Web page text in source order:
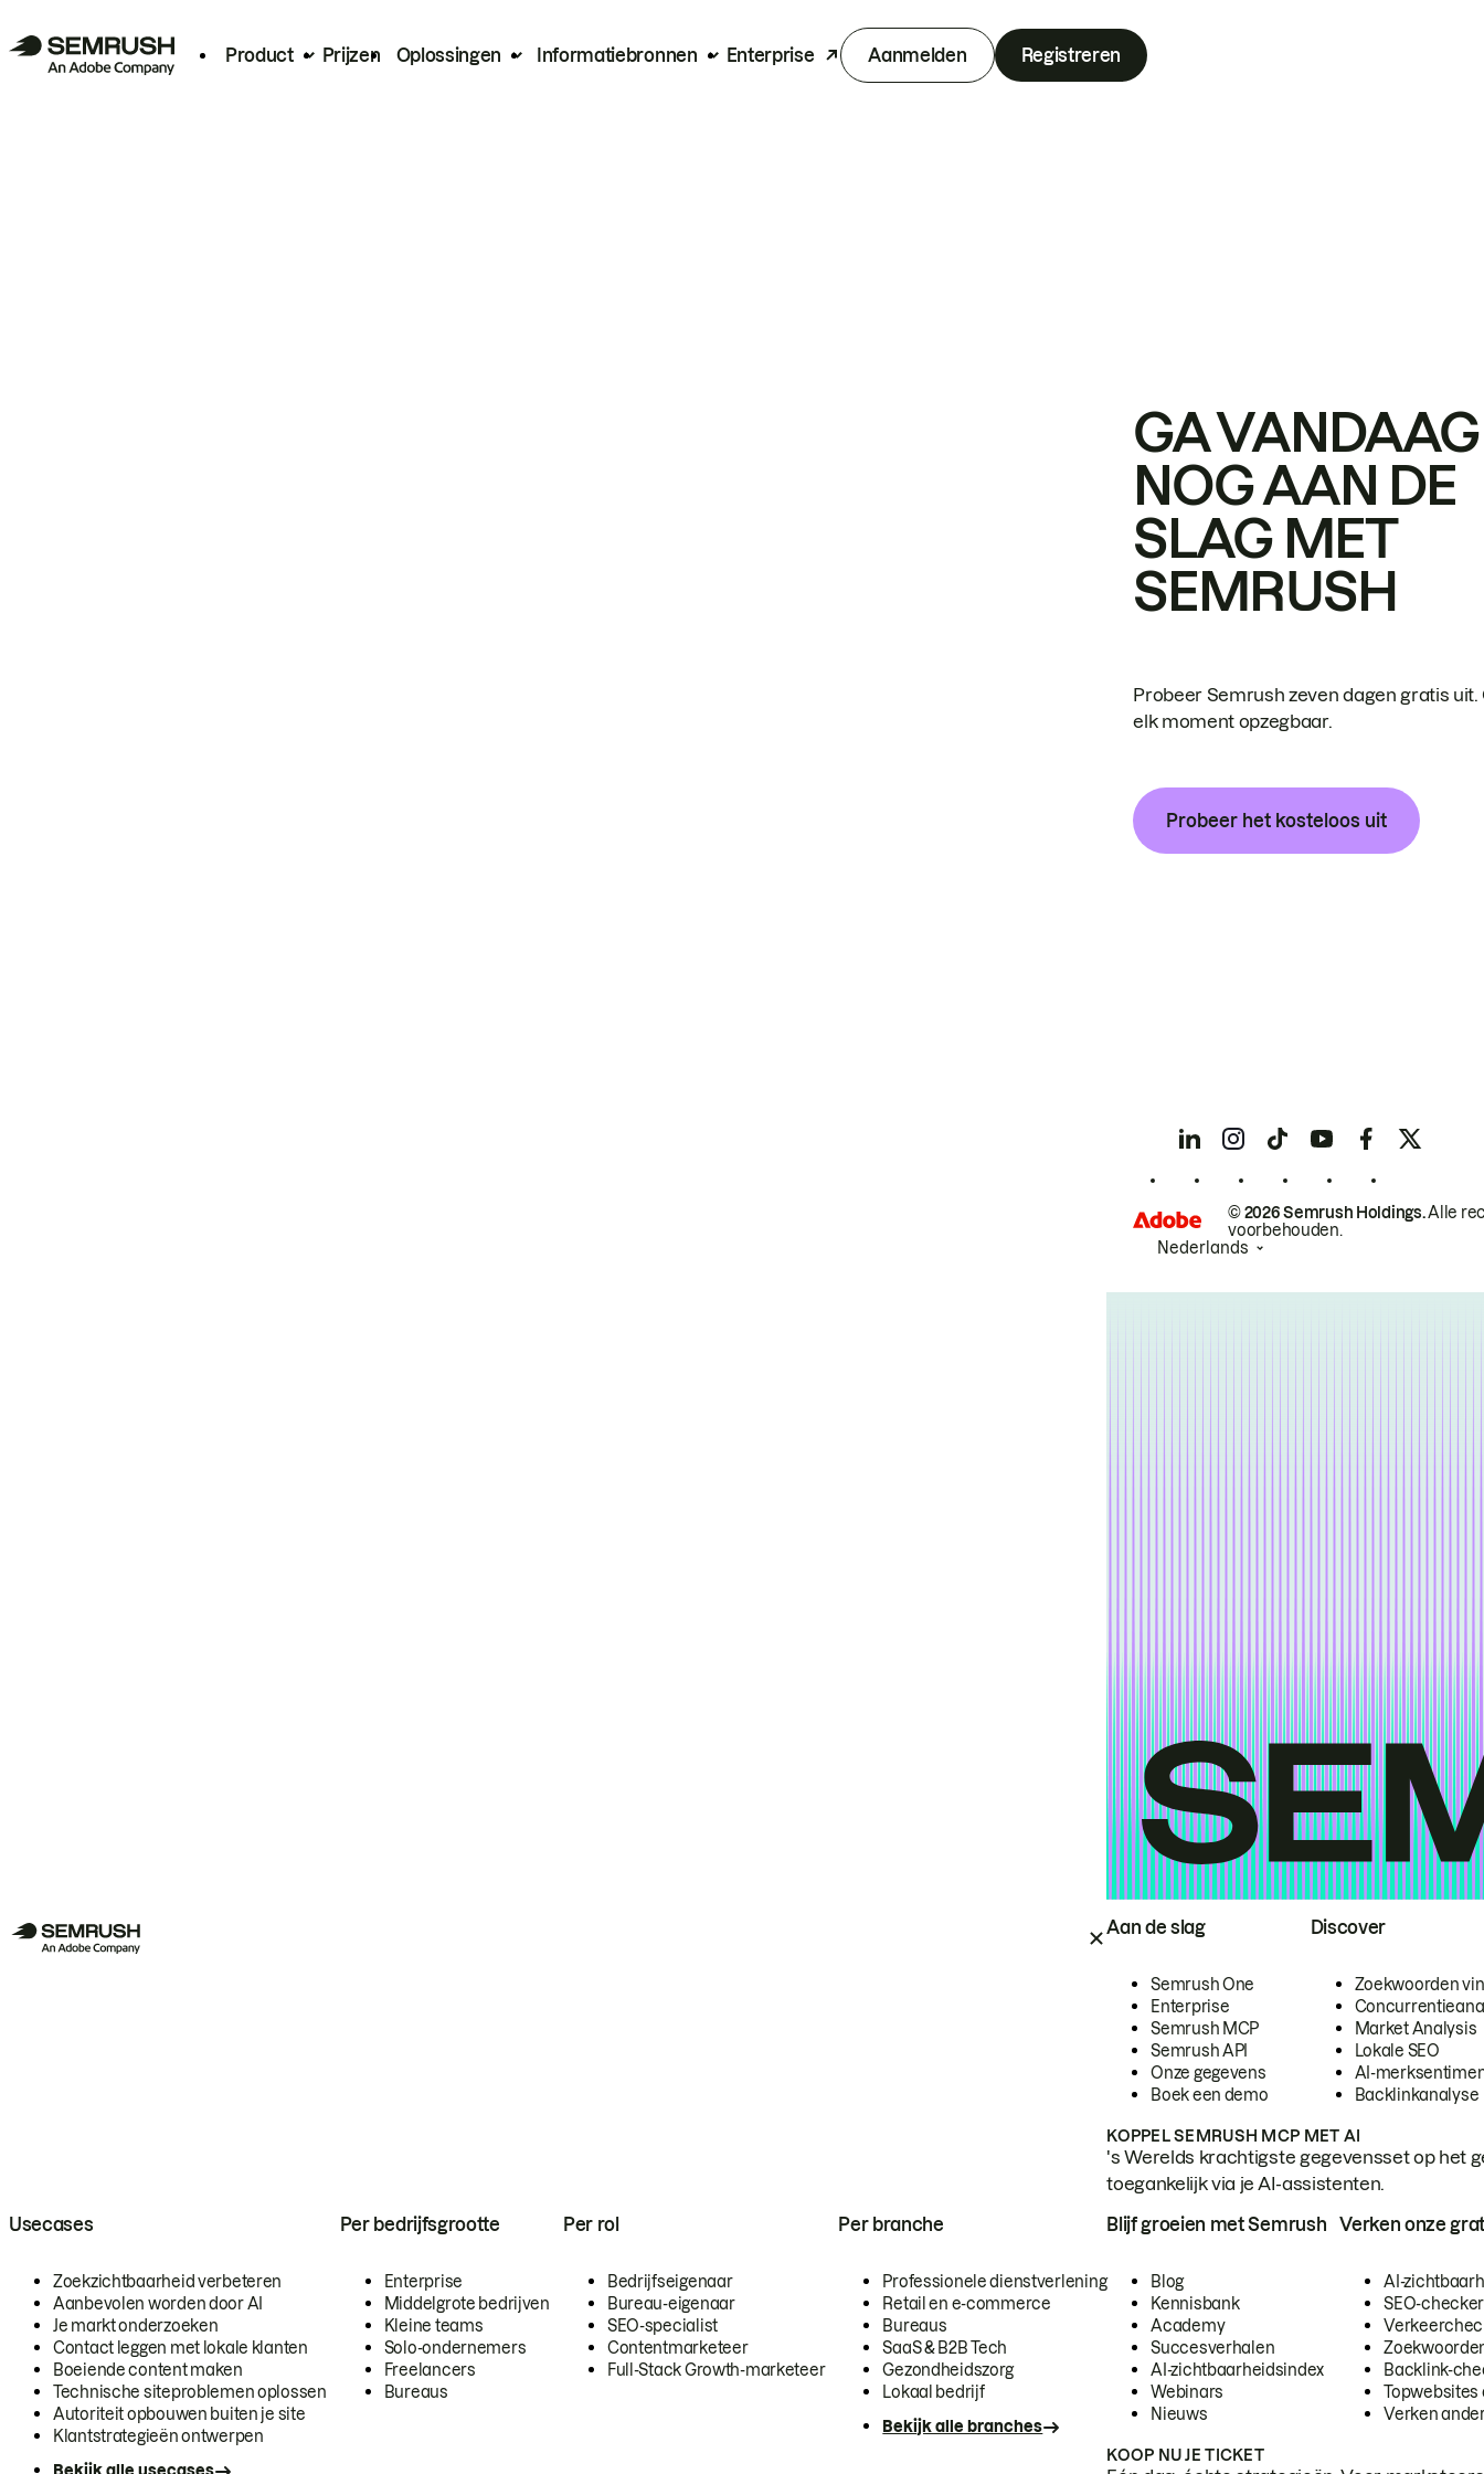
Product Prijzen Oplossingen Informatiebronnen Enterprise Aanmelden Registreren
Aan de slag
Semrush One
Enterprise
Semrush MCP
Semrush API
Onze gegevens
Boek een demo
Discover
Zoekwoorden
Market Analysis
Lokale SEO
AI-
Backlinkanalyse
KOPPEL SEMRUSH MCP MET AI
's Werelds krachtigste gegevensset op het
toegankelijk via je AI-assistenten.
Usecases
Zoekzichtbaarheid verbeteren
Aanbevolen worden door AI
Je markt onderzoeken
Contact leggen met lokale klanten
Boeiende content maken
Technische siteproblemen oplossen
Autoriteit opbouwen buiten je site
Klantstrategieën ontwerpen
Per bedrijfsgrootte
Enterprise
Middelgrote bedrijven
Kleine teams
Solo-ondernemers
Freelancers
Bureaus
Per rol
Bedrijfseigenaar
Bureau-eigenaar
SEO-specialist
Contentmarketeer
Full-Stack Growth-marketeer
Per branche
Professionele dienstverlening
Retail en e-commerce
Bureaus
SaaS & B2B Tech
Gezondheidszorg
Lokaal bedrijf
Bekijk alle branches
Blijf groeien met Semrush
Blog
Kennisbank
Academy
Succesverhalen
AI-zichtbaarheidsindex
Webinars
Nieuws
Verken onze
AI-
SEO-checker
Backlink-
Topwebsites
Verken
KOOP NU JE TICKET
GA VANDAAG
NOG AAN DE
SLAG MET
SEMRUSH
Probeer Semrush zeven dagen gratis uit.
elk moment opzegbaar.
Probeer het kosteloos uit
© 2026 Semrush Holdings.Alle
voorbehouden.
Nederlands